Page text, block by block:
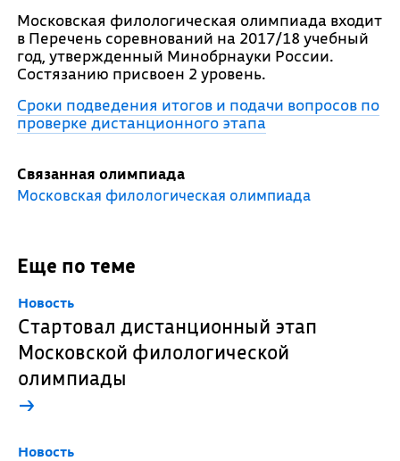
Московская филологическая олимпиада входит
в Перечень соревнований на 2017/18 учебный
год, утвержденный Минобрнауки России.
Состязанию присвоен 2 уровень.
Сроки подведения итогов и подачи вопросов по
проверке дистанционного этапа
Связанная олимпиада
Московская филологическая олимпиада
Еще по теме
Новость
Стартовал дистанционный этап
Московской филологической
олимпиады
→
Новость